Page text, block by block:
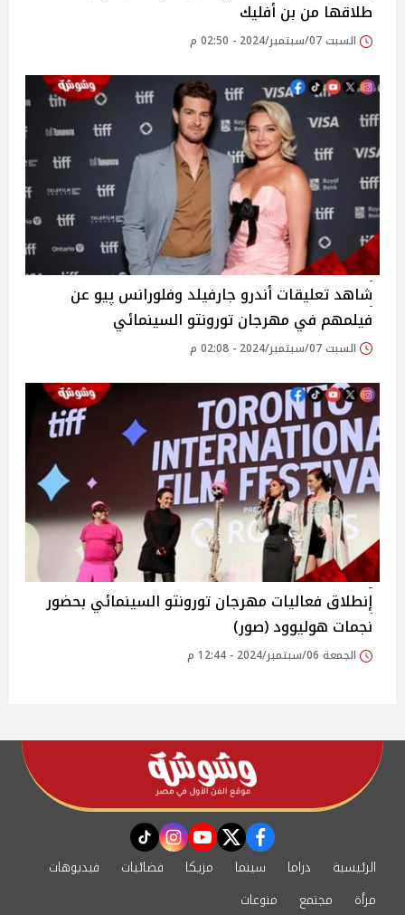
طلاقها من بن أفليك
السبت 07/سبتمبر/2024 - 02:50 م
شاهد تعليقات أندرو جارفيلد وفلورانس پيو عن
فيلمهم في مهرجان تورونتو السينمائي
السبت 07/سبتمبر/2024 - 02:08 م
إنطلاق فعاليات مهرجان تورونتو السينمائي بحضور
نجمات هوليوود (صور)
الجمعة 06/سبتمبر/2024 - 12:44 م
facebook
twitter
youtube
instagram
tiktok
الرئيسية دراما سينما مزيكا فضائيات
فيديوهات
مرأة
مجتمع منوعات